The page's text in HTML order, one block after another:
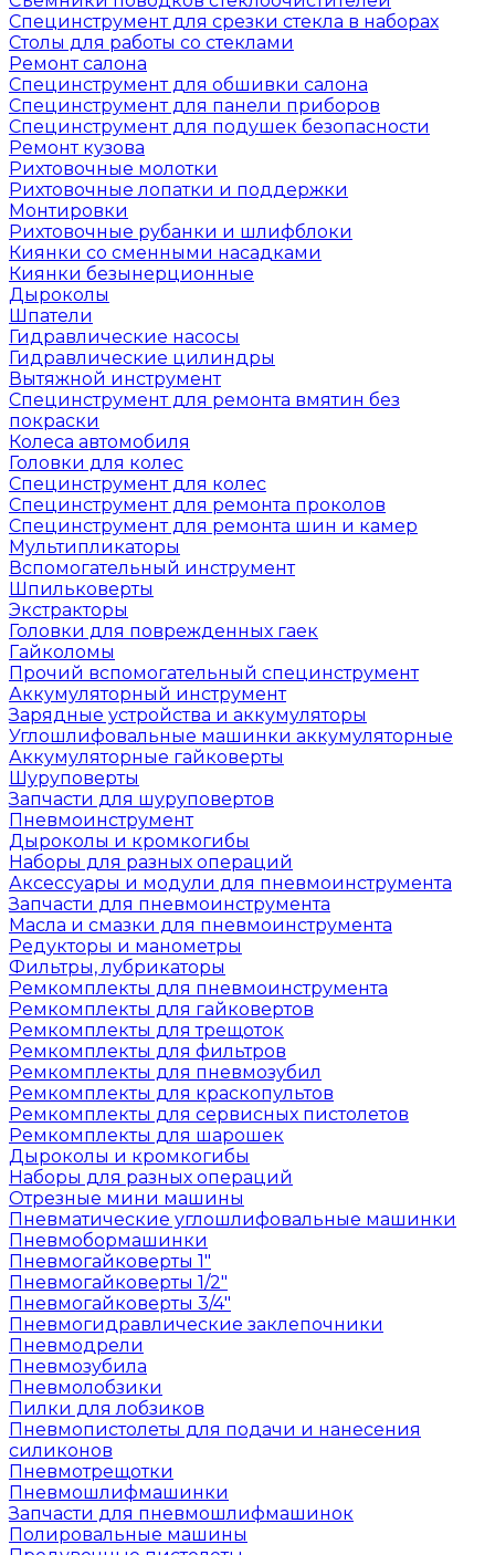
Специнструмент для срезки стекла в наборах
Столы для работы со стеклами
Ремонт салона
Специнструмент для обшивки салона
Специнструмент для панели приборов
Специнструмент для подушек безопасности
Ремонт кузова
Рихтовочные молотки
Рихтовочные лопатки и поддержки
Монтировки
Рихтовочные рубанки и шлифблоки
Киянки со сменными насадками
Киянки безынерционные
Дыроколы
Шпатели
Гидравлические насосы
Гидравлические цилиндры
Вытяжной инструмент
Специнструмент для ремонта вмятин без
покраски
Колеса автомобиля
Головки для колес
Специнструмент для колес
Специнструмент для ремонта проколов
Специнструмент для ремонта шин и камер
Мультипликаторы
Вспомогательный инструмент
Шпильковерты
Экстракторы
Головки для поврежденных гаек
Гайколомы
Прочий вспомогательный специнструмент
Аккумуляторный инструмент
Зарядные устройства и аккумуляторы
Углошлифовальные машинки аккумуляторные
Аккумуляторные гайковерты
Шуруповерты
Запчасти для шуруповертов
Пневмоинструмент
Дыроколы и кромкогибы
Наборы для разных операций
Аксессуары и модули для пневмоинструмента
Запчасти для пневмоинструмента
Масла и смазки для пневмоинструмента
Редукторы и манометры
Фильтры, лубрикаторы
Ремкомплекты для пневмоинструмента
Ремкомплекты для гайковертов
Ремкомплекты для трещоток
Ремкомплекты для фильтров
Ремкомплекты для пневмозубил
Ремкомплекты для краскопультов
Ремкомплекты для сервисных пистолетов
Ремкомплекты для шарошек
Дыроколы и кромкогибы
Наборы для разных операций
Отрезные мини машины
Пневматические углошлифовальные машинки
Пневмобормашинки
Пневмогайковерты 1"
Пневмогайковерты 1/2"
Пневмогайковерты 3/4"
Пневмогидравлические заклепочники
Пневмодрели
Пневмозубила
Пневмолобзики
Пилки для лобзиков
Пневмопистолеты для подачи и нанесения
силиконов
Пневмотрещотки
Пневмошлифмашинки
Запчасти для пневмошлифмашинок
Полировальные машины